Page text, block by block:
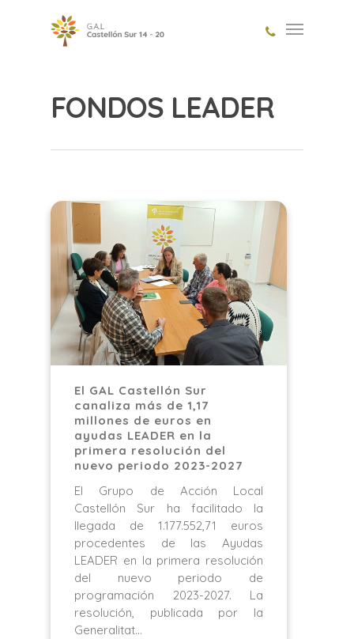
FONDOS LEADER
El GAL Castellón Sur
canaliza más de 1,17
millones de euros en
ayudas LEADER en la
primera resolución del
nuevo periodo 2023-2027
El Grupo de Acción Local
Castellón Sur ha facilitado la
llegada de 1.177.552,71 euros
procedentes de las Ayudas
LEADER en la primera resolución
del nuevo periodo de
programación 2023-2027. La
resolución, publicada por la
Generalitat…